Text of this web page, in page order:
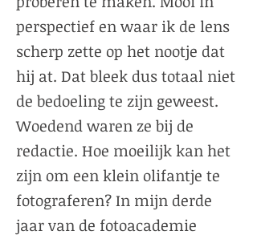
perspectief en waar ik de lens
scherp zette op het nootje dat
hij at. Dat bleek dus totaal niet
de bedoeling te zijn geweest.
Woedend waren ze bij de
redactie. Hoe moeilijk kan het
zijn om een klein olifantje te
fotograferen? In mijn derde
jaar van de fotoacademie